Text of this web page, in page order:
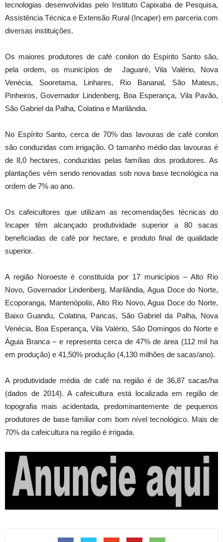
tecnologias desenvolvidas pelo Instituto Capixaba de Pesquisa,
Assistência Técnica e Extensão Rural (Incaper) em parceria com
diversas instituições.
Os maiores produtores de café conilon do Espírito Santo são,
pela ordem, os municípios de Jaguaré, Vila Valério, Nova
Venécia, Sooretama, Linhares, Rio Bananal, São Mateus,
Pinheiros, Governador Lindenberg, Boa Esperança, Vila Pavão,
São Gabriel da Palha, Colatina e Marilândia.
No Espírito Santo, cerca de 70% das lavouras de café conilon
são conduzidas com irrigação. O tamanho médio das lavouras é
de 8,0 hectares, conduzidas pelas famílias dos produtores. As
plantações vêm sendo renovadas sob nova base tecnológica na
ordem de 7% ao ano.
Os cafeicultores que utilizam as recomendações técnicas do
Incaper têm alcançado produtividade superior a 80 sacas
beneficiadas de café por hectare, e produto final de qualidade
superior.
A região Noroeste é constituída por 17 municípios – Alto Rio
Novo, Governador Lindenberg, Marilândia, Agua Doce do Norte,
Ecoporanga, Mantenópolis, Alto Rio Novo, Agua Doce do Norte,
Baixo Guandu, Colatina, Pancas, São Gabriel da Palha, Nova
Venécia, Boa Esperança, Vila Valério, São Domingos do Norte e
Águia Branca – e representa cerca de 47% de área (112 mil ha
em produção) e 41,50% produção (4,130 milhões de sacas/ano).
A produtividade média de café na região é de 36,87 sacas/ha
(dados de 2014). A cafeicultura está localizada em região de
topografia mais acidentada, predominantemente de pequenos
produtores de base familiar com bom nível tecnológico. Mais de
70% da cafeicultura na região é irrigada.